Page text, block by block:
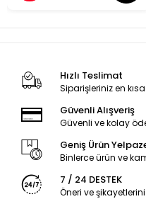
Hızlı Teslimat
Siparişleriniz en
Güvenli Alışveriş
Güvenli ve kolay
Geniş Ürün
Binlerce ürün ve
7 / 24 DESTEK
Öneri ve